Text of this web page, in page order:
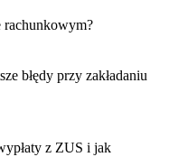
rachunkowym?
błędy przy zakładaniu
z ZUS i jak